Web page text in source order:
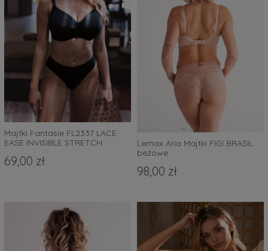
Majtki Fantasie FL2337 LACE
EASE INVISIBLE STRETCH
69,00 zł
Lemax Aria Majtki FIGI BRASIL
beżowe
98,00 zł